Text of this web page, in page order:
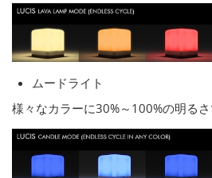
ムードライト
様々なカラーに30%～100%の明るさ